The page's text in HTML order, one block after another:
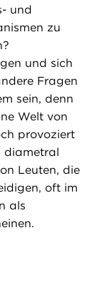
und
zu
und sich
Fragen
sein, denn
Welt von
provoziert
diametral
Leuten, die
oft im
als